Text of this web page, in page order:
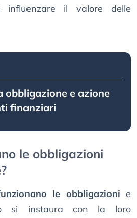
influenzare il valore delle
obbligazione e azione
finanziari
le obbligazioni
le obbligazioni e
si instaura con la loro